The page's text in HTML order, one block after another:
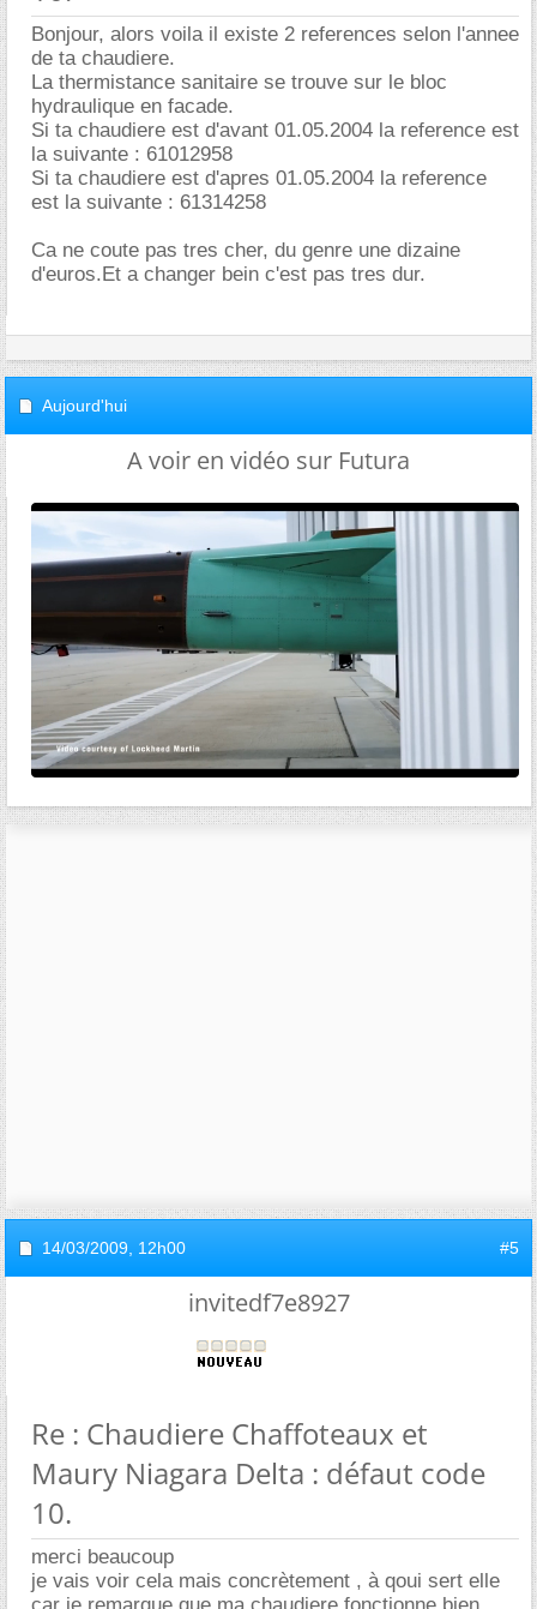
Bonjour, alors voila il existe 2 references selon l'annee
de ta chaudiere.
La thermistance sanitaire se trouve sur le bloc
hydraulique en facade.
Si ta chaudiere est d'avant 01.05.2004 la reference est
la suivante : 61012958
Si ta chaudiere est d'apres 01.05.2004 la reference
est la suivante : 61314258
Ca ne coute pas tres cher, du genre une dizaine
d'euros.Et a changer bein c'est pas tres dur.
Aujourd'hui
A voir en vidéo sur Futura
14/03/2009, 12h00 #5
invitedf7e8927
Re : Chaudiere Chaffoteaux et
Maury Niagara Delta : défaut code
10.
merci beaucoup
je vais voir cela mais concrètement , à qoui sert elle